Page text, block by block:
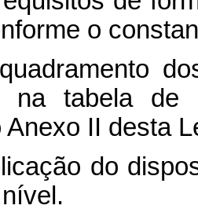
o
na tabela de
II desta
do